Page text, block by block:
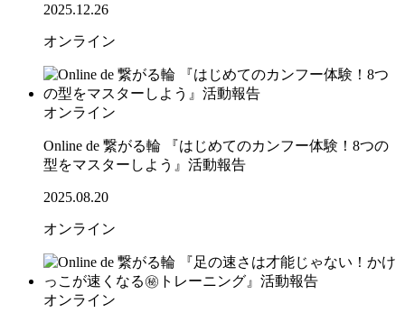
2025.12.26
オンライン
オンライン
Online de 繋がる輪 『はじめてのカンフー体験！8つの
型をマスターしよう』活動報告
2025.08.20
オンライン
オンライン